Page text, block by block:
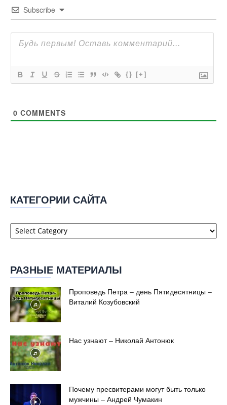
Subscribe
{} [+]
0 COMMENTS
КАТЕГОРИИ САЙТА
Категории
сайта
РАЗНЫЕ МАТЕРИАЛЫ
Проповедь Петра – день Пятидесятницы –
Виталий Козубовский
Нас узнают – Николай Антонюк
Почему пресвитерами могут быть только
мужчины – Андрей Чумакин